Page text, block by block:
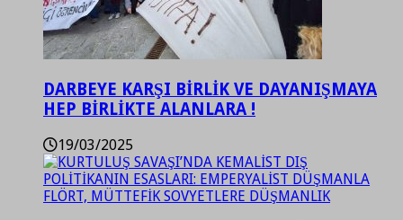
DARBEYE KARŞI BİRLİK VE DAYANIŞMAYA
HEP BİRLİKTE ALANLARA !
19/03/2025